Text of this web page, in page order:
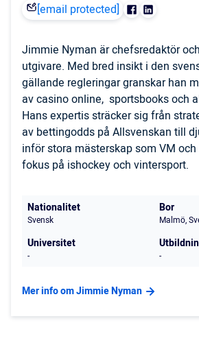
[email protected]
Jimmie Nyman är chefsredaktör
utgivare. Med bred insikt i den
gällande regleringar granskar han
av casino online, sportsbooks och
Hans expertis sträcker sig från
av bettingodds på Allsvenskan till
inför stora mästerskap som VM
fokus på ishockey och vintersport.
Nationalitet
Svensk
Bor
Malmö,
Universitet
- -
Mer info om Jimmie Nyman